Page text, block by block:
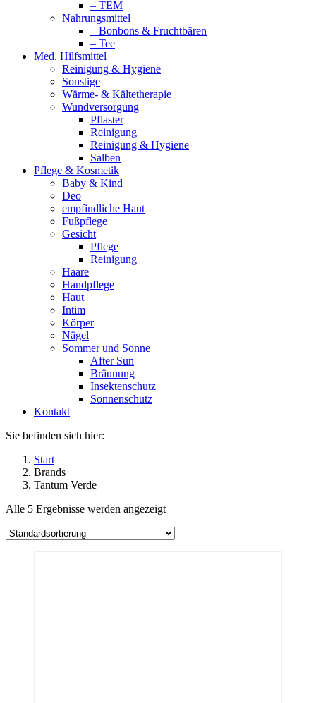
– TEM
Nahrungsmittel
– Bonbons & Fruchtbären
– Tee
Med. Hilfsmittel
Reinigung & Hygiene
Sonstige
Wärme- & Kältetherapie
Wundversorgung
Pflaster
Reinigung
Reinigung & Hygiene
Salben
Pflege & Kosmetik
Baby & Kind
Deo
empfindliche Haut
Fußpflege
Gesicht
Pflege
Reinigung
Haare
Handpflege
Haut
Intim
Körper
Nägel
Sommer und Sonne
After Sun
Bräunung
Insektenschutz
Sonnenschutz
Kontakt
Sie befinden sich hier:
Start
Brands
Tantum Verde
Alle 5 Ergebnisse werden angezeigt